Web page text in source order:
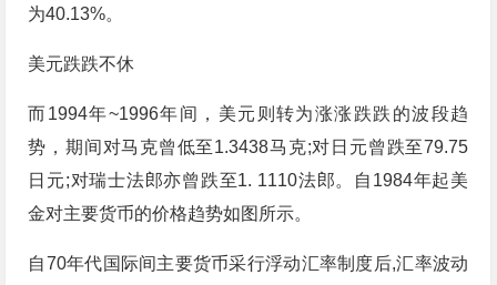
为40.13%。
美元跌跌不休
而1994年~1996年间，美元则转为涨涨跌跌的波段趋
势，期间对马克曾低至1.3438马克;对日元曾跌至79.75
日元;对瑞士法郎亦曾跌至1. 1110法郎。自1984年起美
金对主要货币的价格趋势如图所示。
自70年代国际间主要货币采行浮动汇率制度后,汇率波动